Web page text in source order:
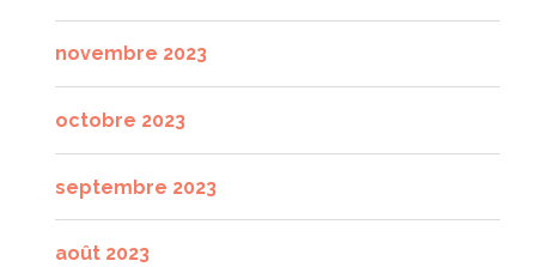
novembre 2023
octobre 2023
septembre 2023
août 2023